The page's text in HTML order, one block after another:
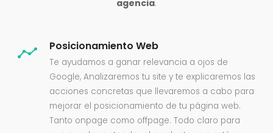
agencia.
Posicionamiento Web
Te ayudamos a ganar relevancia a ojos de
Google, Analizaremos tu site y te explicaremos las
acciones concretas que llevaremos a cabo para
mejorar el posicionamiento de tu página web.
Tanto onpage como offpage. Todo claro para